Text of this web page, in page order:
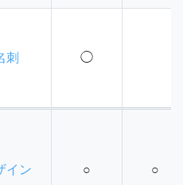
刺 ◯
イン ○ ○